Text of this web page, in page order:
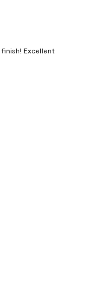
Excellent